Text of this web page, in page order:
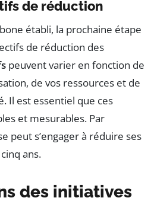
de réduction
établi, la prochaine étape
de réduction des
peuvent varier en fonction de
de vos ressources et de
Il est essentiel que ces
et mesurables. Par
peut s’engager à réduire ses
ans.
des initiatives